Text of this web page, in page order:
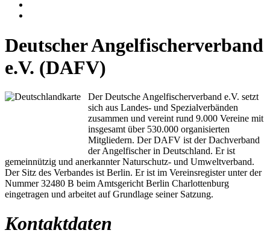
Deutscher Angelfischerverband
e.V. (DAFV)
Der Deutsche Angelfischerverband e.V. setzt
sich aus Landes- und Spezialverbänden
zusammen und vereint rund 9.000 Vereine mit
insgesamt über 530.000 organisierten
Mitgliedern. Der DAFV ist der Dachverband
der Angelfischer in Deutschland. Er ist
gemeinnützig und anerkannter Naturschutz- und Umweltverband.
Der Sitz des Verbandes ist Berlin. Er ist im Vereinsregister unter der
Nummer 32480 B beim Amtsgericht Berlin Charlottenburg
eingetragen und arbeitet auf Grundlage seiner Satzung.
Kontaktdaten